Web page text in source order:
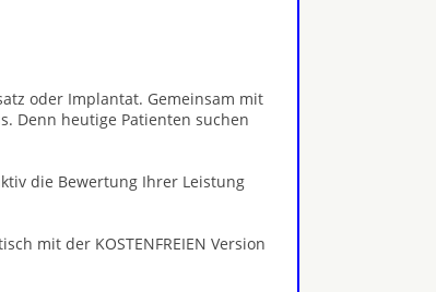
oder Implantat. Gemeinsam mit
Denn heutige Patienten suchen
die Bewertung Ihrer Leistung
mit der KOSTENFREIEN Version